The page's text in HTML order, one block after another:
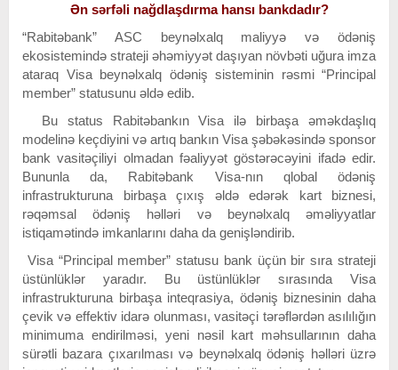
Ən sərfəli nağdlaşdırma hansı bankdadır?
“Rabitəbank” ASC beynəlxalq maliyyə və ödəniş
ekosistemində strateji əhəmiyyət daşıyan növbəti uğura imza
ataraq Visa beynəlxalq ödəniş sisteminin rəsmi “Principal
member” statusunu əldə edib.
Bu status Rabitəbankın Visa ilə birbaşa əməkdaşlıq
modelinə keçdiyini və artıq bankın Visa şəbəkəsində sponsor
bank vasitəçiliyi olmadan fəaliyyət göstərəcəyini ifadə edir.
Bununla da, Rabitəbank Visa-nın qlobal ödəniş
infrastrukturuna birbaşa çıxış əldə edərək kart biznesi,
rəqəmsal ödəniş həlləri və beynəlxalq əməliyyatlar
istiqamətində imkanlarını daha da genişləndirib.
Visa “Principal member” statusu bank üçün bir sıra strateji
üstünlüklər yaradır. Bu üstünlüklər sırasında Visa
infrastrukturuna birbaşa inteqrasiya, ödəniş biznesinin daha
çevik və effektiv idarə olunması, vasitəçi tərəflərdən asılılığın
minimuma endirilməsi, yeni nəsil kart məhsullarının daha
sürətli bazara çıxarılması və beynəlxalq ödəniş həlləri üzrə